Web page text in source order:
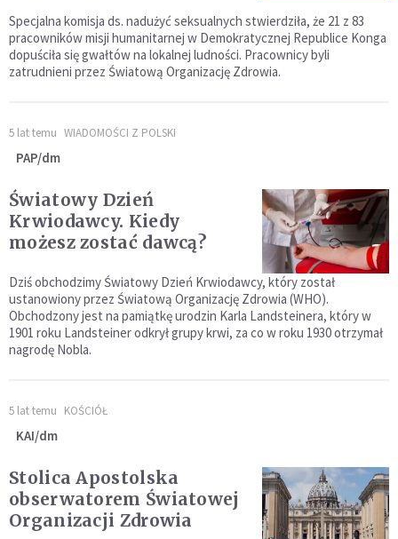
Specjalna komisja ds. nadużyć seksualnych stwierdziła, że 21 z 83
pracowników misji humanitarnej w Demokratycznej Republice Konga
dopuściła się gwałtów na lokalnej ludności. Pracownicy byli
zatrudnieni przez Światową Organizację Zdrowia.
5 lat temu WIADOMOŚCI Z POLSKI
PAP/dm
Światowy Dzień
Krwiodawcy. Kiedy
możesz zostać dawcą?
Dziś obchodzimy Światowy Dzień Krwiodawcy, który został
ustanowiony przez Światową Organizację Zdrowia (WHO).
Obchodzony jest na pamiątkę urodzin Karla Landsteinera, który w
1901 roku Landsteiner odkrył grupy krwi, za co w roku 1930 otrzymał
nagrodę Nobla.
5 lat temu KOŚCIÓŁ
KAI/dm
Stolica Apostolska
obserwatorem Światowej
Organizacji Zdrowia